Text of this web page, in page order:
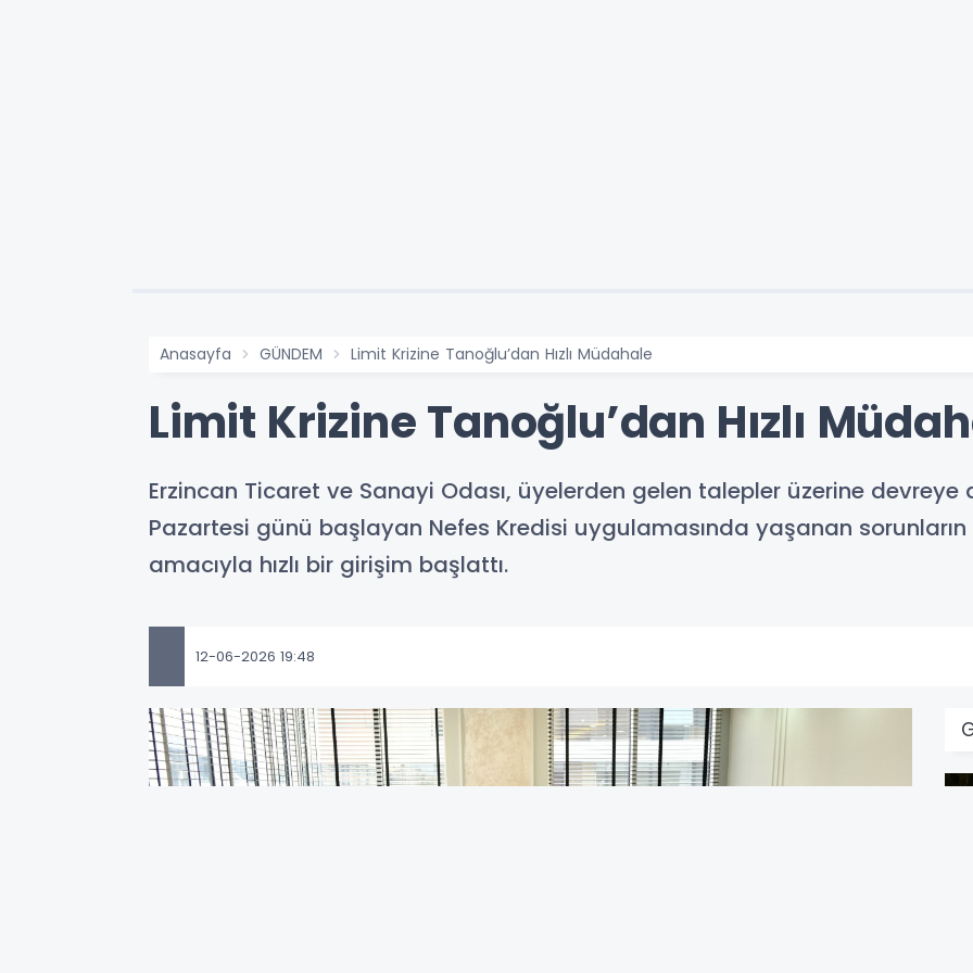
Anasayfa GÜNDEM Limit Krizine Tanoğlu’dan Hızlı Müdahale
Limit Krizine Tanoğlu’dan Hızlı
Erzincan Ticaret ve Sanayi Odası, üyelerden gelen talepler üzerine devreye
Pazartesi günü başlayan Nefes Kredisi uygulamasında yaşanan
amacıyla hızlı bir girişim başlattı.
12-06-2026 19:48